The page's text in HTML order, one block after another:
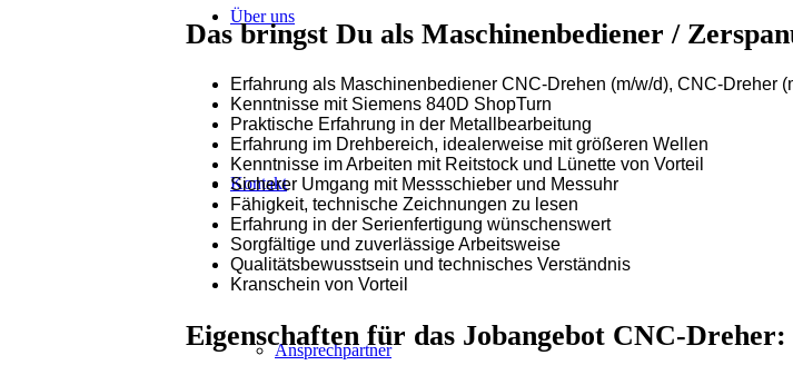
Über uns
Kontakt
Ansprechpartner
Das bringst Du als Maschinenbediener /
Erfahrung als Maschinenbediener CNC-Drehen (m/w/d), CNC-Dreher
Kenntnisse mit Siemens 840D ShopTurn
Praktische Erfahrung in der Metallbearbeitung
Erfahrung im Drehbereich, idealerweise mit größeren Wellen
Kenntnisse im Arbeiten mit Reitstock und Lünette von Vorteil
Sicherer Umgang mit Messschieber und Messuhr
Fähigkeit, technische Zeichnungen zu lesen
Erfahrung in der Serienfertigung wünschenswert
Sorgfältige und zuverlässige Arbeitsweise
Qualitätsbewusstsein und technisches Verständnis
Kranschein von Vorteil
Eigenschaften für das Jobangebot CNC-Dreher: